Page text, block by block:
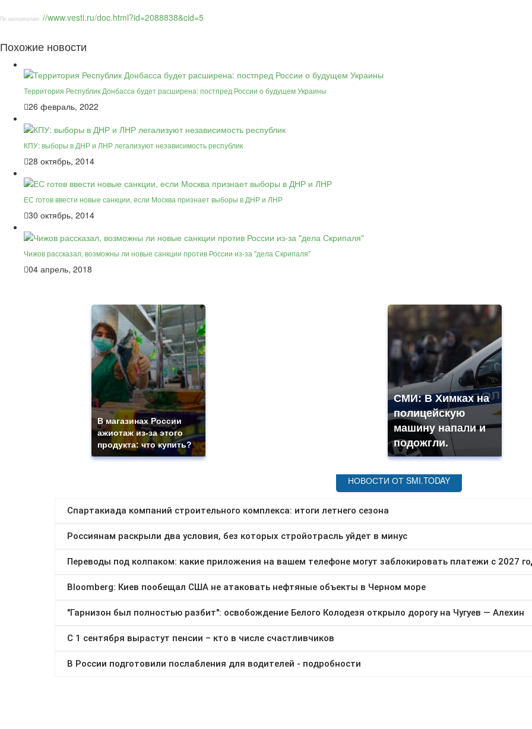
По материалам: //www.vesti.ru/doc.html?id=2088838&cid=5
Похожие новости
Территория Республик Донбасса будет расширена: постпред России о будущем Украины
26 февраль, 2022
КПУ: выборы в ДНР и ЛНР легализуют независимость республик
28 октябрь, 2014
ЕС готов ввести новые санкции, если Москва признает выборы в ДНР и ЛНР
30 октябрь, 2014
Чижов рассказал, возможны ли новые санкции против России из-за "дела Скрипаля"
04 апрель, 2018
В магазинах России
ажиотаж из-за этого
продукта: что купить?
СМИ: В Химках на
полицейскую
машину напали и
подожгли.